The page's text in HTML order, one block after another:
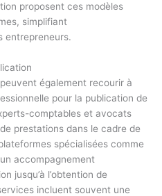
proposent ces modèles
simplifiant
entrepreneurs.
également recourir à
pour la publication de
comptables et avocats
prestations dans le cadre de
spécialisées comme
accompagnement
jusqu’à l’obtention de
incluent souvent une